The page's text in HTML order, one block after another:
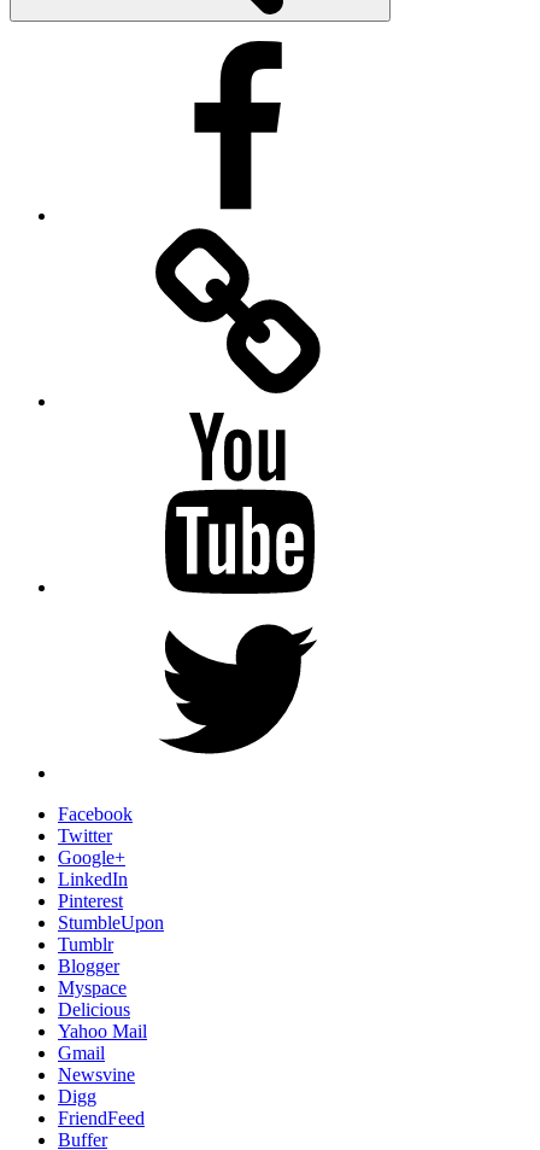
Facebook
Twitter
Google+
LinkedIn
Pinterest
StumbleUpon
Tumblr
Blogger
Myspace
Delicious
Yahoo Mail
Gmail
Newsvine
Digg
FriendFeed
Buffer